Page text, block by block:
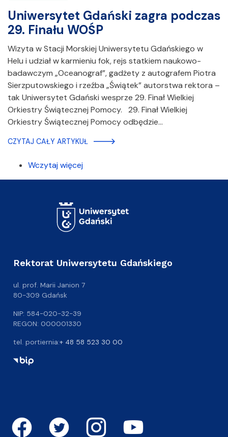
Uniwersytet Gdański zagra podczas
29. Finału WOŚP
Wizyta w Stacji Morskiej Uniwersytetu Gdańskiego w
Helu i udział w karmieniu fok, rejs statkiem naukowo-
badawczym „Oceanograf”, gadżety z autografem Piotra
Sierzputowskiego i rzeźba „Świątek” autorstwa rektora –
tak Uniwersytet Gdański wesprze 29. Finał Wielkiej
Orkiestry Świątecznej Pomocy. 29. Finał Wielkiej
Orkiestry Świątecznej Pomocy odbędzie…
CZYTAJ CAŁY ARTYKUŁ
Wczytaj więcej
Rektorat Uniwersytetu Gdańskiego
ul. prof. Marii Janion 7
80-309 Gdańsk
NIP: 584-020-32-39
REGON: 000001330
tel. portiernia:+ 48 58 523 30 00